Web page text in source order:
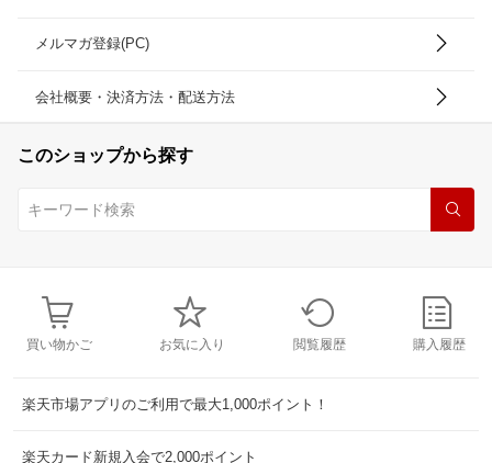
メルマガ登録(PC)
会社概要・決済方法・配送方法
このショップから探す
買い物かご お気に入り 閲覧履歴 購入履歴
楽天市場アプリのご利用で最大1,000ポイント！
楽天カード新規入会で2,000ポイント